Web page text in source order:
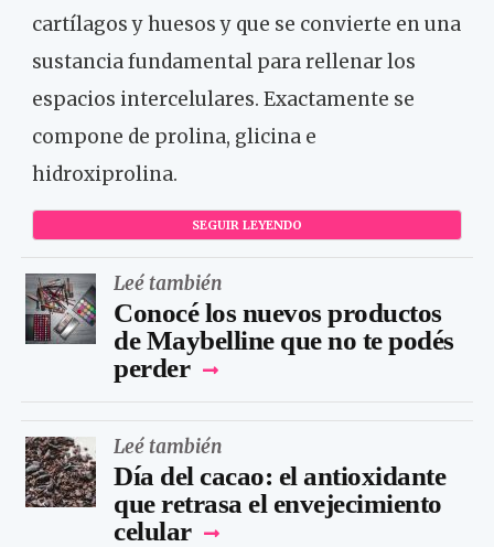
cartílagos y huesos y que se convierte en una
sustancia fundamental para rellenar los
espacios intercelulares. Exactamente se
compone de prolina, glicina e
hidroxiprolina.
SEGUIR LEYENDO
Leé también
Conocé los nuevos productos
de Maybelline que no te podés
perder
Leé también
Día del cacao: el antioxidante
que retrasa el envejecimiento
celular